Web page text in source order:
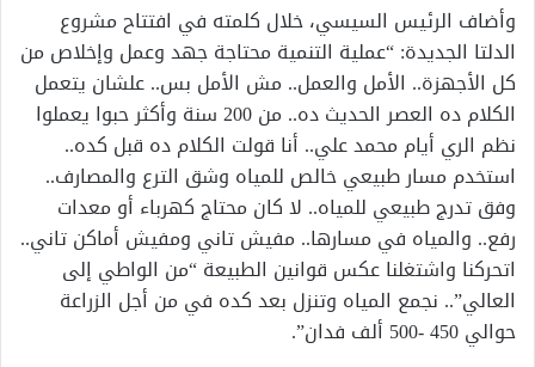
وأضاف الرئيس السيسي، خلال كلمته في افتتاح مشروع
الدلتا الجديدة: “عملية التنمية محتاجة جهد وعمل وإخلاص من
كل الأجهزة.. الأمل والعمل.. مش الأمل بس.. علشان يتعمل
الكلام ده العصر الحديث ده.. من 200 سنة وأكثر حبوا يعملوا
نظم الري أيام محمد علي.. أنا قولت الكلام ده قبل كده..
استخدم مسار طبيعي خالص للمياه وشق الترع والمصارف..
وفق تدرج طبيعي للمياه.. لا كان محتاج كهرباء أو معدات
رفع.. والمياه في مسارها.. مفيش تاني ومفيش أماكن تاني..
اتحركنا واشتغلنا عكس قوانين الطبيعة “من الواطي إلى
العالي”.. نجمع المياه وتنزل بعد كده في من أجل الزراعة
حوالي 450 -500 ألف فدان”.